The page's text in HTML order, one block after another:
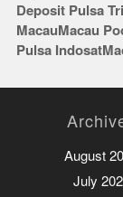
Deposit Pulsa Tri
MacauMacau
Pulsa Indosat
August
July